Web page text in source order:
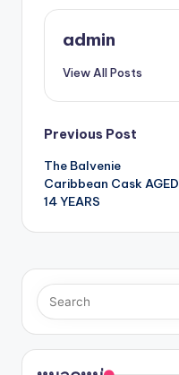
admin
View All Posts
Previous Post
The Balvenie
Caribbean Cask AGED
14 YEARS